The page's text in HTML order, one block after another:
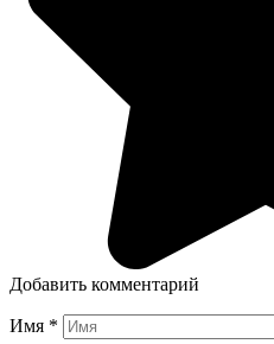
Добавить комментарий
Имя *